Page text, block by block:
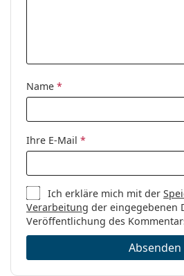
Marke:
Max&Co
Code:
Name *
Ihre E-Mail *
Ich erkläre mich mit der
Verarbeitung der eingegebenen
Veröffentlichung des
Absenden